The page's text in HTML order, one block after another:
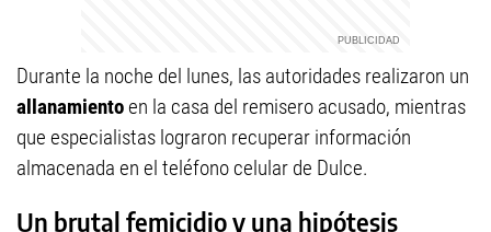
Durante la noche del lunes, las autoridades realizaron un
allanamientoen la casa del remisero acusado, mientras
que especialistas lograron recuperar información
almacenada en el teléfono celular de Dulce.
Un brutal femicidio y una hipótesis